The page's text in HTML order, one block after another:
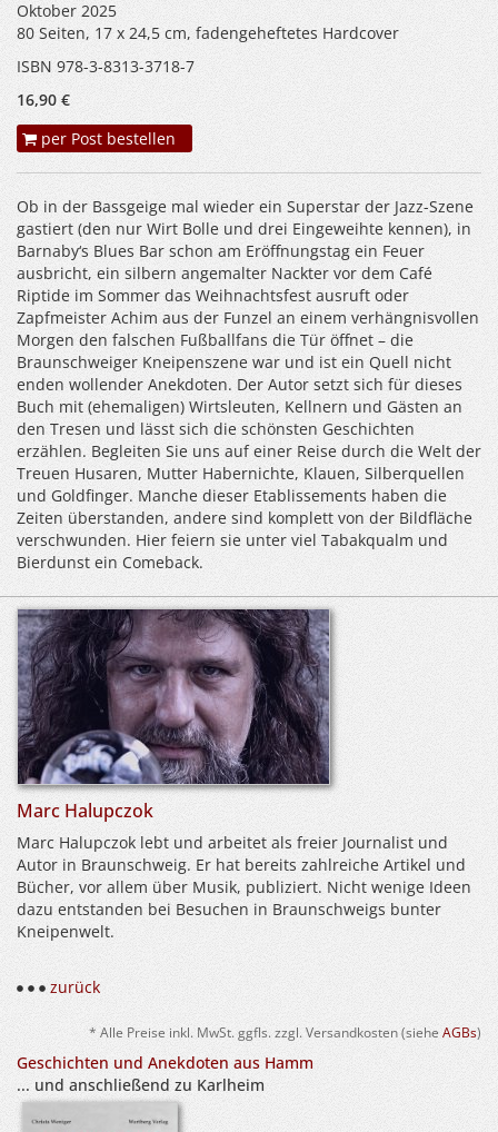
Oktober 2025
80 Seiten, 17 x 24,5 cm, fadengeheftetes Hardcover
ISBN 978-3-8313-3718-7
16,90 €
per Post bestellen
Ob in der Bassgeige mal wieder ein Superstar der Jazz-Szene
gastiert (den nur Wirt Bolle und drei Eingeweihte kennen), in
Barnaby‘s Blues Bar schon am Eröffnungstag ein Feuer
ausbricht, ein silbern angemalter Nackter vor dem Café
Riptide im Sommer das Weihnachtsfest ausruft oder
Zapfmeister Achim aus der Funzel an einem verhängnisvollen
Morgen den falschen Fußballfans die Tür öffnet – die
Braunschweiger Kneipenszene war und ist ein Quell nicht
enden wollender Anekdoten. Der Autor setzt sich für dieses
Buch mit (ehemaligen) Wirtsleuten, Kellnern und Gästen an
den Tresen und lässt sich die schönsten Geschichten
erzählen. Begleiten Sie uns auf einer Reise durch die Welt der
Treuen Husaren, Mutter Habernichte, Klauen, Silberquellen
und Goldfinger. Manche dieser Etablissements haben die
Zeiten überstanden, andere sind komplett von der Bildfläche
verschwunden. Hier feiern sie unter viel Tabakqualm und
Bierdunst ein Comeback.
Marc Halupczok
Marc Halupczok lebt und arbeitet als freier Journalist und
Autor in Braunschweig. Er hat bereits zahlreiche Artikel und
Bücher, vor allem über Musik, publiziert. Nicht wenige Ideen
dazu entstanden bei Besuchen in Braunschweigs bunter
Kneipenwelt.
zurück
* Alle Preise inkl. MwSt. ggfls. zzgl. Versandkosten (siehe AGBs)
Geschichten und Anekdoten aus Hamm
... und anschließend zu Karlheim